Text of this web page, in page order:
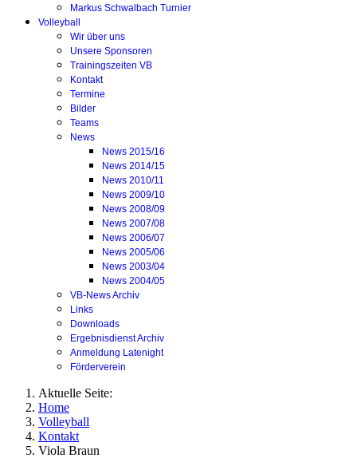
Markus Schwalbach Turnier
Volleyball
Wir über uns
Unsere Sponsoren
Trainingszeiten VB
Kontakt
Termine
Bilder
Teams
News
News 2015/16
News 2014/15
News 2010/11
News 2009/10
News 2008/09
News 2007/08
News 2006/07
News 2005/06
News 2003/04
News 2004/05
VB-News Archiv
Links
Downloads
Ergebnisdienst Archiv
Anmeldung Latenight
Förderverein
Aktuelle Seite:
Home
Volleyball
Kontakt
Viola Braun